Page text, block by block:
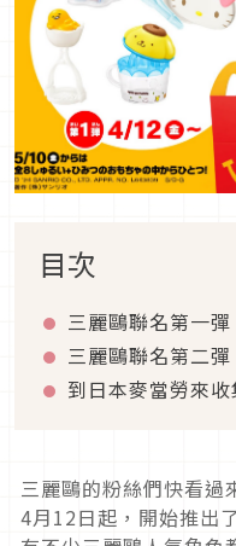
目次
三麗鷗聯名第一
三麗鷗聯名第二
到日本麥當勞來收
三麗鷗的粉絲們快看過
4月12日起，開始推出